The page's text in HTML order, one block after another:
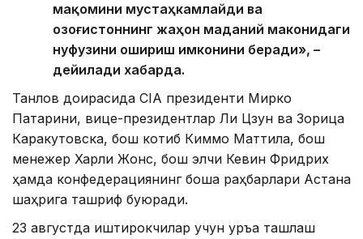
мақомини мустаҳкамлайди ва
Қозоғистоннинг жаҳон маданий маконидаги
нуфузини ошириш имконини беради», –
дейилади хабарда.
Танлов доирасида CIA президенти Мирко
Патарини, вице-президентлар Ли Цзун ва Зорица
Каракутовска, бош котиб Киммо Маттила, бош
менежер Харли Жонс, бош элчи Кевин Фридрих
ҳамда конфедерациянинг бошқа раҳбарлари Астана
шаҳрига ташриф буюради.
23 августда иштирокчилар учун қуръа ташлаш